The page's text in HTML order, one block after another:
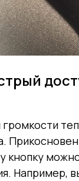
кнопку
Например,